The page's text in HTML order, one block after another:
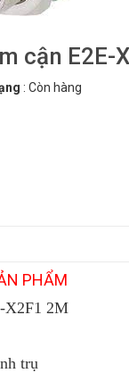
cận E2E-
: Còn hàng
PHẨM
X2F1 2M
trụ